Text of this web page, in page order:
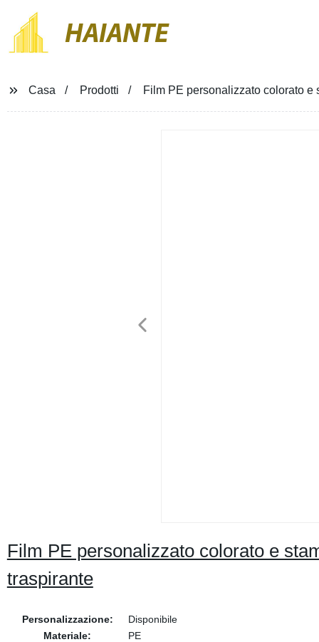
HAIANTE
Casa Prodotti Film PE personalizzato colorato e
Film PE personalizzato colorato e
traspirante
Personalizzazione:
Disponibile
Materiale:
PE